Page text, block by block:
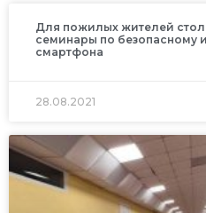
Для пожилых жителей
семинары по безопасному
смартфона
28.08.2021